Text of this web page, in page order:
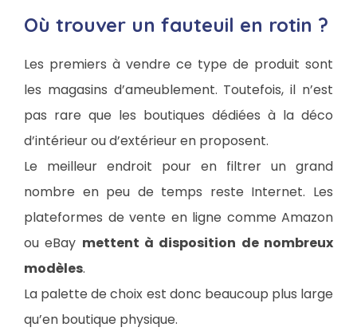
Où trouver un fauteuil en rotin ?
Les premiers à vendre ce type de produit sont
les magasins d’ameublement. Toutefois, il n’est
pas rare que les boutiques dédiées à la déco
d’intérieur ou d’extérieur en proposent.
Le meilleur endroit pour en filtrer un grand
nombre en peu de temps reste Internet. Les
plateformes de vente en ligne comme Amazon
ou eBay mettent à disposition de nombreux
modèles.
La palette de choix est donc beaucoup plus large
qu’en boutique physique.